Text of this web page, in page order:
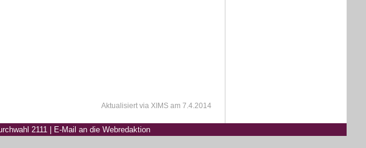
Aktualisiert via XIMS am7.4.2014
2111| E-Mail an die Webredaktion